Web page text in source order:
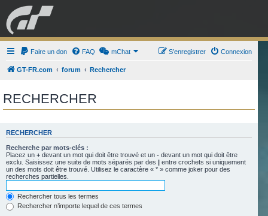
GRAN TURISMO FORUM
ESPORT BOUTIQUE
Faire un don FAQ mChat Connexion
S’enregistrer
GT-FR.com forum Rechercher
RECHERCHER
RECHERCHER
Recherche par mots-clés :
Placez un + devant un mot qui doit être trouvé et un - devant un mot qui doit être
exclu. Saisissez une suite de mots séparés par des | entre crochets si uniquement
un des mots doit être trouvé. Utilisez le caractère « * » comme joker pour des
recherches partielles.
Rechercher tous les termes
Rechercher n’importe lequel de ces termes